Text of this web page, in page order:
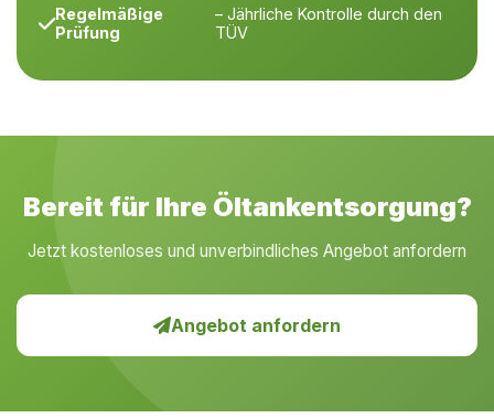
Regelmäßige
Prüfung
– Jährliche Kontrolle durch den
TÜV
Bereit für Ihre Öltankentsorgung?
Jetzt kostenloses und unverbindliches Angebot anfordern
Angebot anfordern